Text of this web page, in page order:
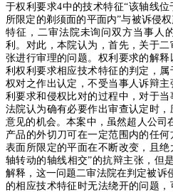
于权利要求4中的技术特征“该轴线位
所限定的剃须面的平面内”与被诉侵
特征，二审法院未询问双方当事人
利。对此，本院认为，首先，关于
张进行审理的问题。权利要求的解
利权利要求相应技术特征的判定，
权对之作出认定，不受当事人诉辩
利要求和侵权比对的过程中，对于
法院认为确有必要作出审查认定时
意见的机会。本案中，虽然超人公司
产品的外切刀可在一定范围内的任
表面所限定的平面在不断改变，且
轴转动的轴线相交”的抗辩主张，但
解释，这一问题二审法院在判定被诉
的相应技术特征时无法绕开的问题